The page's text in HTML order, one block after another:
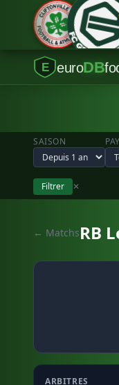
E euroDB
SAISON
Filtrer ✕
← MatchsRB
ARBITRES